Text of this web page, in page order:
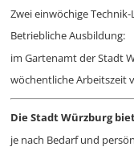
Zwei einwöchige
Betriebliche Ausbildung:
im Gartenamt der Stadt
wöchentliche Arbeitszeit
Die Stadt Würzburg
je nach Bedarf und